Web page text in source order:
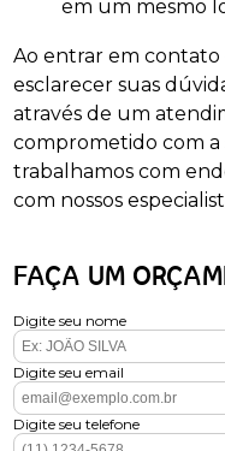
em um mesmo
Ao entrar em contato
esclarecer suas
através de um
comprometido com a
trabalhamos com
com nossos
FAÇA UM
Digite seu nome
Digite seu email
Digite seu telefone